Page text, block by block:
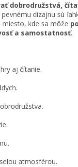
dobrodružstvá,
dizajnu sú
miesto, kde sa môže
a samostatnosť.
aj čítanie.
atmosférou.